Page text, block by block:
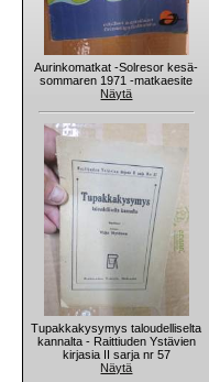
Aurinkomatkat -Solresor kesä-
sommaren 1971 -matkaesite
Näytä
Tupakkakysymys taloudelliselta
kannalta - Raittiuden Ystävien
kirjasia II sarja nr 57
Näytä